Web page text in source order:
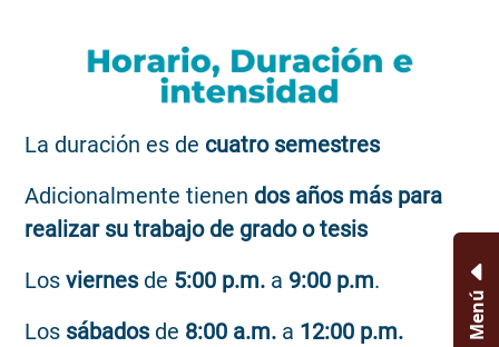
La duración es de cuatro semestres
Adicionalmente tienen dos años más para
realizar su trabajo de grado o tesis
Los viernesde 5:00 p.m. a 9:00 p.m.
Los sábadosde 8:00 a.m. a 12:00 p.m. Menú